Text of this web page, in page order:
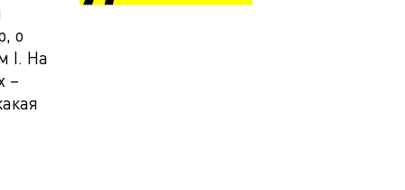
о
I. На
–